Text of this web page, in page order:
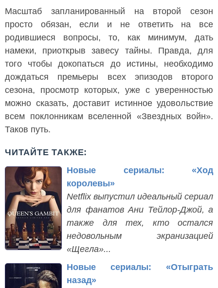
Масштаб запланированный на второй сезон
просто обязан, если и не ответить на все
родившиеся вопросы, то, как минимум, дать
намеки, приоткрыв завесу тайны. Правда, для
того чтобы докопаться до истины, необходимо
дождаться премьеры всех эпизодов второго
сезона, просмотр которых, уже с уверенностью
можно сказать, доставит истинное удовольствие
всем поклонникам вселенной «Звездных войн».
Таков путь.
ЧИТАЙТЕ ТАКЖЕ:
Новые сериалы: «Ход
королевы»
Netflix выпустил идеальный сериал
для фанатов Ани Тейлор-Джой, а
также для тех, кто остался
недовольным экранизацией
«Щегла»...
Новые сериалы: «Отыграть
назад»